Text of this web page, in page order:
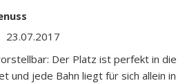
23.07.2017
Der Platz ist perfekt in die
und jede Bahn liegt für sich allein in